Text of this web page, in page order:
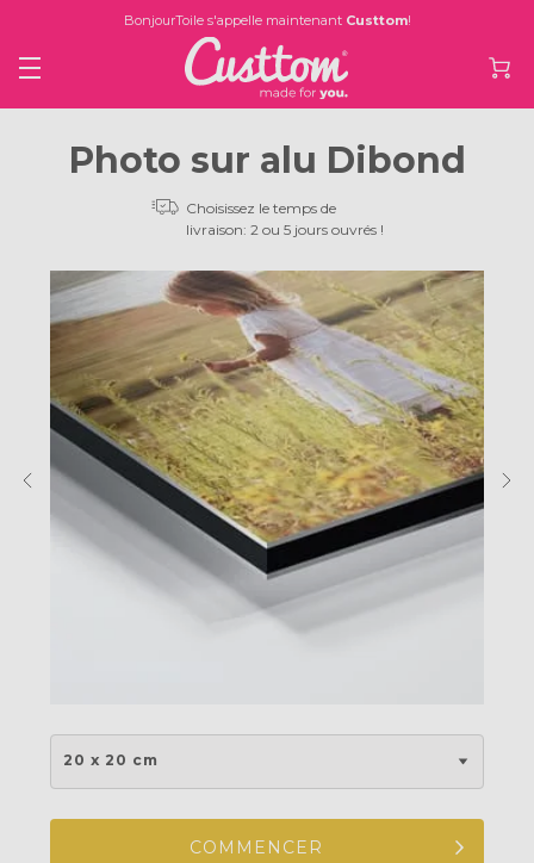
BonjourToile s'appelle maintenant Custtom!
Photo sur alu Dibond
Choisissez le temps de
livraison: 2 ou 5 jours ouvrés !
20 x 20 cm
COMMENCER